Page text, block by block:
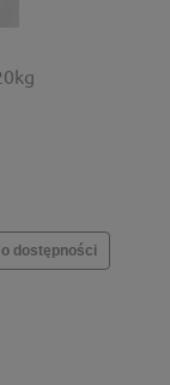
dostępności